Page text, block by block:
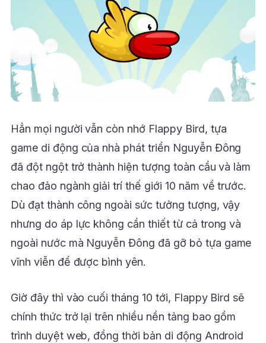
Hẳn mọi người vẫn còn nhớ Flappy Bird, tựa
game di động của nhà phát triển Nguyễn Đông
đã đột ngột trở thành hiện tượng toàn cầu và làm
chao đảo ngành giải trí thế giới 10 năm về trước.
Dù đạt thành công ngoài sức tưởng tượng, vậy
nhưng do áp lực không cần thiết từ cả trong và
ngoài nước mà Nguyễn Đông đã gỡ bỏ tựa game
vĩnh viễn để được bình yên.
Giờ đây thì vào cuối tháng 10 tới, Flappy Bird sẽ
chính thức trở lại trên nhiều nền tảng bao gồm
trình duyệt web, đồng thời bản di động Android